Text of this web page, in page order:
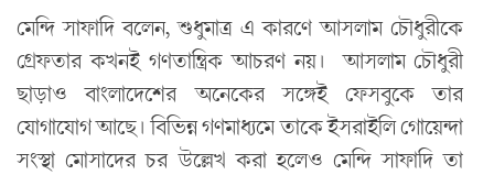
মেন্দি সাফাদি বলেন, শুধুমাত্র এ কারণে আসলাম চৌধুরীকে
গ্রেফতার কখনই গণতান্ত্রিক আচরণ নয়। আসলাম চৌধুরী
ছাড়াও বাংলাদেশের অনেকের সঙ্গেই ফেসবুকে তার
যোগাযোগ আছে। বিভিন্ন গণমাধ্যমে তাকে ইসরাইলি গোয়েন্দা
সংস্থা মোসাদের চর উল্লেখ করা হলেও মেন্দি সাফাদি তা